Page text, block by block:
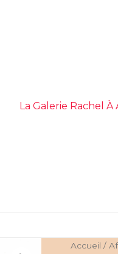
La Galerie Rachel À
Accueil /